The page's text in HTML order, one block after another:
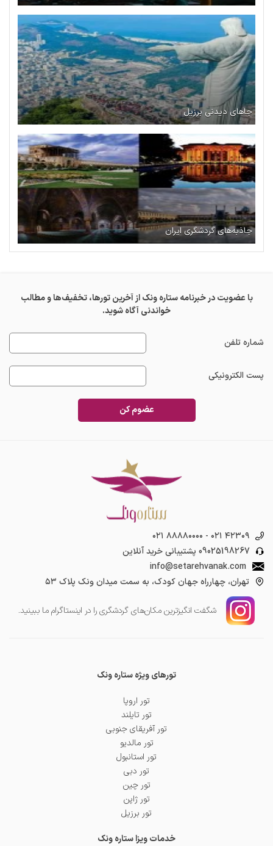
جاهای دیدنی برزیل
جاذبه‌های گردشگری ایران
با عضویت در خبرنامه ستاره ونک از آخرین تورها، تخفیف‌ها و مطالب
خواندنی آگاه شوید.
شماره تلفن
پست الکترونیکی
عضوم کن
۰۲۱ ۸۸۸۸۰۰۰۰ - ۰۲۱ ۴۲۳۰۹
09025198267 پشتیبانی خرید آنلاین
info@setarehvanak.com
تهران، چهارراه جهان کودک، به سمت میدان ونک پلاک ۵۳
شگفت انگیز‌ترین مکان‌های گردشگری را در اینستاگرام ما ببینید.
تورهای ویژه ستاره ونک
تور اروپا
تور تایلند
تور آفریقای جنوبی
تور مالدیو
تور استانبول
تور دبی
تور چین
تور ژاپن
تور برزیل
خدمات ویزا ستاره ونک